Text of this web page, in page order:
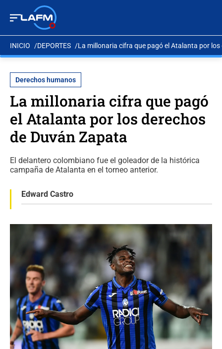
INICIO DEPORTES La millonaria cifra que pagó el Atalanta por
Derechos humanos
La millonaria cifra que pagó
el Atalanta por los derechos
de Duván Zapata
El delantero colombiano fue el goleador de la histórica
campaña de Atalanta en el torneo anterior.
Edward Castro